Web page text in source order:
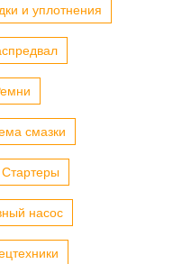
и уплотнения
смазки
Стартеры
насос